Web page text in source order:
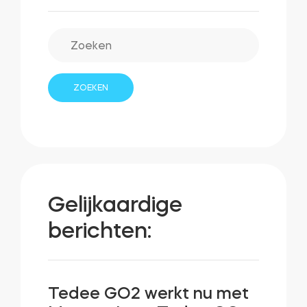
Gelijkaardige
berichten:
Tedee GO2 werkt nu met